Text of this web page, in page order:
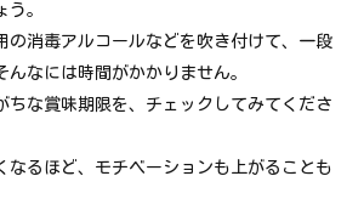
。
の消毒アルコールなどを吹き付けて、一段
んなには時間がかかりません。
ちな賞味期限を、チェックしてみてくださ
なるほど、モチベーションも上がることも